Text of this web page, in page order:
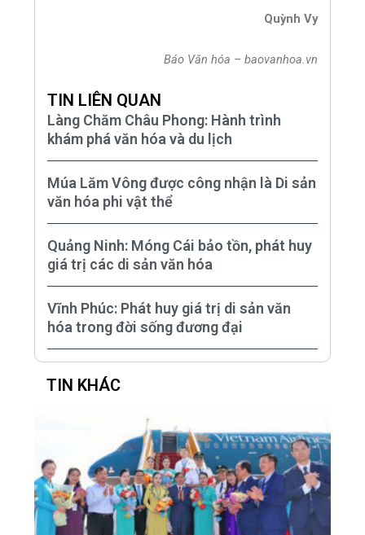
Quỳnh Vy
Báo Văn hóa – baovanhoa.vn
TIN LIÊN QUAN
Làng Chăm Châu Phong: Hành trình
khám phá văn hóa và du lịch
Múa Lăm Vông được công nhận là Di sản
văn hóa phi vật thể
Quảng Ninh: Móng Cái bảo tồn, phát huy
giá trị các di sản văn hóa
Vĩnh Phúc: Phát huy giá trị di sản văn
hóa trong đời sống đương đại
TIN KHÁC